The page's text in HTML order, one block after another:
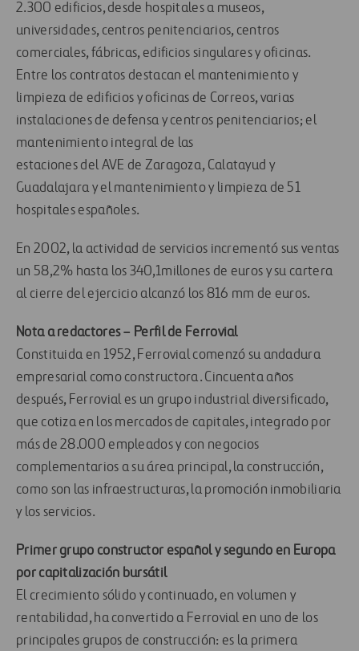
2.300 edificios, desde hospitales a museos,
universidades, centros penitenciarios, centros
comerciales, fábricas, edificios singulares y oficinas.
Entre los contratos destacan el mantenimiento y
limpieza de edificios y oficinas de Correos, varias
instalaciones de defensa y centros penitenciarios; el
mantenimiento integral de las
estaciones del AVE de Zaragoza, Calatayud y
Guadalajara y el mantenimiento y limpieza de 51
hospitales españoles.
En 2002, la actividad de servicios incrementó sus ventas
un 58,2% hasta los 340,1millones de euros y su cartera
al cierre del ejercicio alcanzó los 816 mm de euros.
Nota a redactores – Perfil de Ferrovial
Constituida en 1952, Ferrovial comenzó su andadura
empresarial como constructora. Cincuenta años
después, Ferrovial es un grupo industrial diversificado,
que cotiza en los mercados de capitales, integrado por
más de 28.000 empleados y con negocios
complementarios a su área principal, la construcción,
como son las infraestructuras, la promoción inmobiliaria
y los servicios.
Primer grupo constructor español y segundo en Europa
por capitalización bursátil
El crecimiento sólido y continuado, en volumen y
rentabilidad, ha convertido a Ferrovial en uno de los
principales grupos de construcción: es la primera